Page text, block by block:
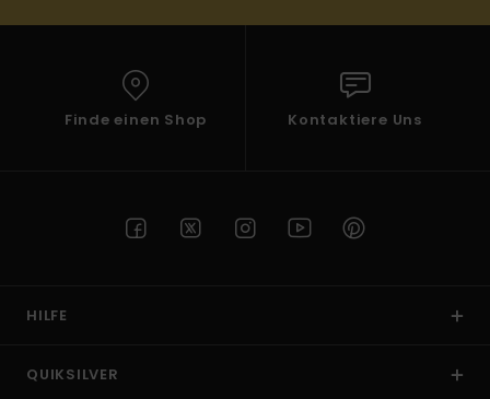
Finde einen Shop Kontaktiere Uns
HILFE
QUIKSILVER